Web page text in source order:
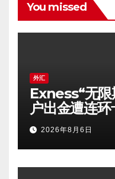
You missed
外汇
Exness“无限
户出金遭连环
2026年8月6日